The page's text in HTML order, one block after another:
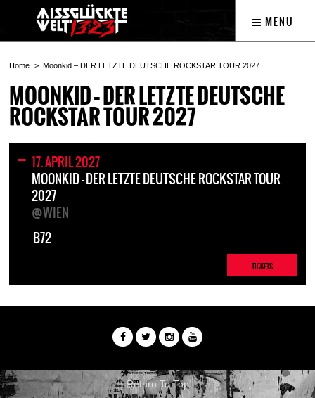
MENU
Home Moonkid – DER LETZTE DEUTSCHE ROCKSTAR TOUR 2027
MOONKID – DER LETZTE DEUTSCHE
ROCKSTAR TOUR 2027
17. APRIL 2027
MOONKID – DER LETZTE DEUTSCHE ROCKSTAR TOUR
2027
@WIEN
TICKETS
B72
Return To Top